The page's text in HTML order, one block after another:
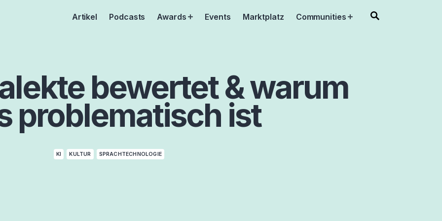
Artikel Podcasts Awards OpenEvents Marktplatz Communities Open
bewertet & warum
problematisch ist
KI KULTUR SPRACHTECHNOLOGIE